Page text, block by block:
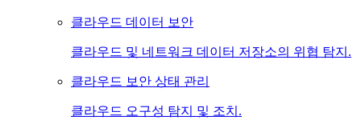
클라우드 데이터 보안
클라우드 및 네트워크 데이터 저장소의 위협 탐지.
클라우드 보안 상태 관리
클라우드 오구성 탐지 및 조치.